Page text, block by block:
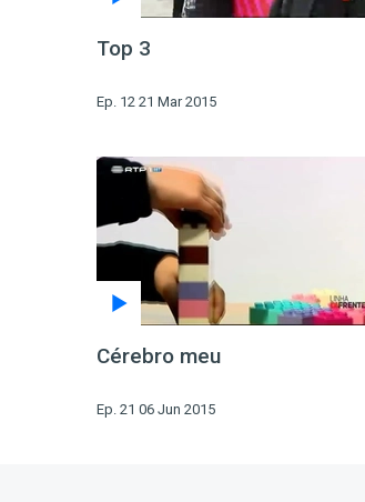
Top 3
Ep. 12 21 Mar 2015
Cérebro meu
Ep. 21 06 Jun 2015